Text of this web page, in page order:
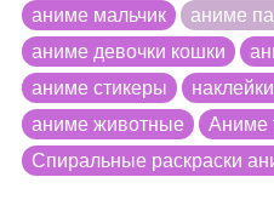
аниме мальчик
аниме
аниме девочки кошки
аниме стикеры
аниме животные
Аниме
Cпиральные раскраски